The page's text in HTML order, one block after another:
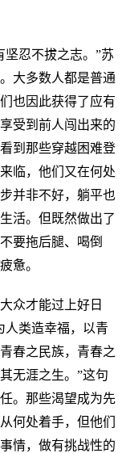
忍不拔之志。”苏
大多数人都是普通
也因此获得了应有
受到前人闯出来的
到那些穿越困难登
临，他们又在何处
并非不好，躺平也
活。但既然做出了
要拖后腿、喝倒
惫。
众才能过上好日
人类造幸福，以青
春之民族，青春之
无涯之生。”这句
。那些渴望成为先
何处着手，但他们
情，做有挑战性的